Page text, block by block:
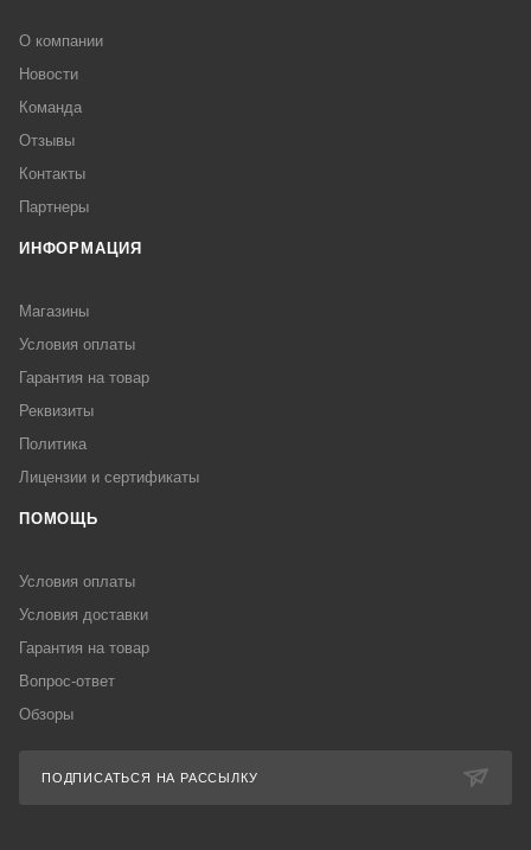
О компании
Новости
Команда
Отзывы
Контакты
Партнеры
ИНФОРМАЦИЯ
Магазины
Условия оплаты
Гарантия на товар
Реквизиты
Политика
Лицензии и сертификаты
ПОМОЩЬ
Условия оплаты
Условия доставки
Гарантия на товар
Вопрос-ответ
Обзоры
ПОДПИСАТЬСЯ НА РАССЫЛКУ